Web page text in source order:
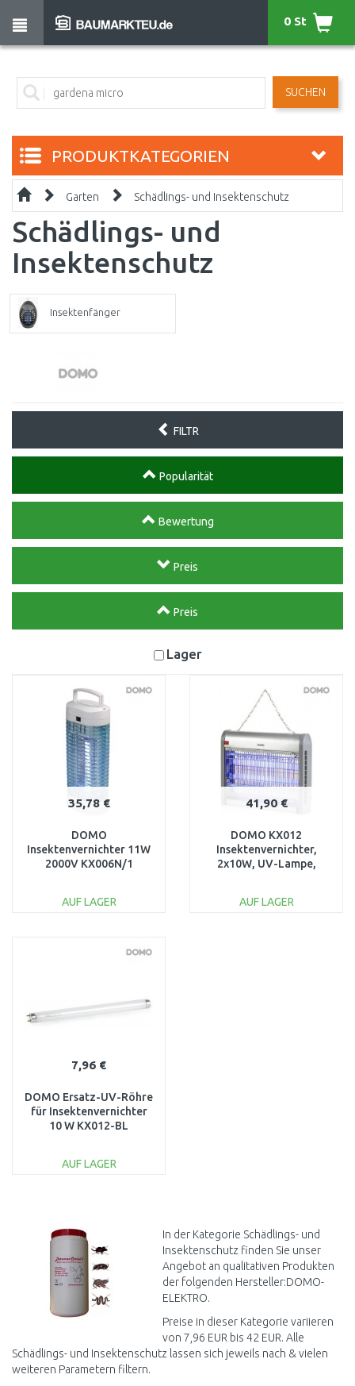
SUCHEN
0 St
PRODUKTKATEGORIEN
Garten Schädlings- und Insektenschutz
Schädlings- und
Insektenschutz
Insektenfänger
FILTR
Popularität
Bewertung
Preis
Preis
Lager
35,78 €
DOMO
Insektenvernichter 11W
2000V KX006N/1
AUF LAGER
41,90 €
DOMO KX012
Insektenvernichter,
2x10W, UV-Lampe,
AUF LAGER
7,96 €
DOMO Ersatz-UV-Röhre
für Insektenvernichter
10 W KX012-BL
AUF LAGER
Vergleichen
In der Kategorie Schädlings- und
Insektenschutz finden Sie unser
Angebot an qualitativen Produkten
der folgenden Hersteller:DOMO-
ELEKTRO.
Preise in dieser Kategorie variieren
von 7,96 EUR bis 42 EUR. Alle
Schädlings- und Insektenschutz lassen sich jeweils nach & vielen
weiteren Parametern filtern.